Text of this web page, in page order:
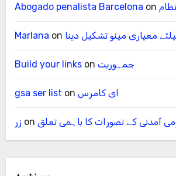
Abogado penalista Barcelona on
Marlana on معیاری مینو تشکیل دینا
Build your linkson جمہوریت
gsa ser list on ای کامرس
زر on آمدنی کے تصورات کا باہمی تعلق